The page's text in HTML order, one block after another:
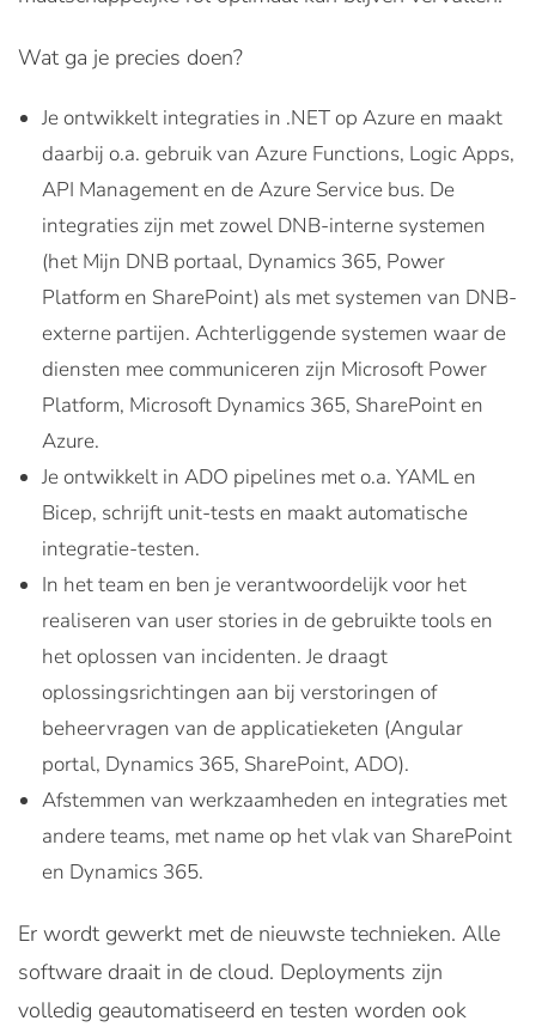
Wat ga je precies doen?
Je ontwikkelt integraties in .NET op Azure en maakt
daarbij o.a. gebruik van Azure Functions, Logic Apps,
API Management en de Azure Service bus. De
integraties zijn met zowel DNB-interne systemen
(het Mijn DNB portaal, Dynamics 365, Power
Platform en SharePoint) als met systemen van DNB-
externe partijen. Achterliggende systemen waar de
diensten mee communiceren zijn Microsoft Power
Platform, Microsoft Dynamics 365, SharePoint en
Azure.
Je ontwikkelt in ADO pipelines met o.a. YAML en
Bicep, schrijft unit-tests en maakt automatische
integratie-testen.
In het team en ben je verantwoordelijk voor het
realiseren van user stories in de gebruikte tools en
het oplossen van incidenten. Je draagt
oplossingsrichtingen aan bij verstoringen of
beheervragen van de applicatieketen (Angular
portal, Dynamics 365, SharePoint, ADO).
Afstemmen van werkzaamheden en integraties met
andere teams, met name op het vlak van SharePoint
en Dynamics 365.
Er wordt gewerkt met de nieuwste technieken. Alle
software draait in de cloud. Deployments zijn
volledig geautomatiseerd en testen worden ook